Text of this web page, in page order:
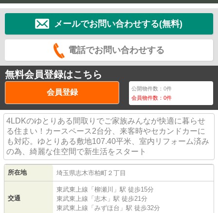
メールでお問い合わせする(無料)
電話でお問い合わせする
無料会員登録はこちら
会員登録 公開物件数：0件
会員物件数：0件
4LDKのゆとりある間取りでご家族みんなが快適に暮らせ
る住まい！カースペース2台分、来客時やセカンドカーに
も対応。ゆとりある敷地107.40平米、室内リフォーム済み
の為、綺麗な住空間で新生活をスタート
所在地 埼玉県志木市柏町 ２丁目
交通
東武東上線 「 柳瀬川 」駅 徒歩15分
東武東上線 「 志木 」駅 徒歩21分
東武東上線 「 みずほ台 」駅 徒歩32分